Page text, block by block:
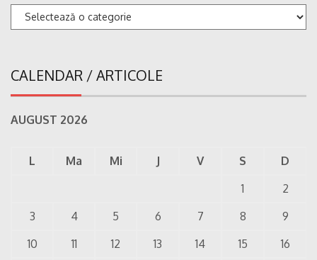
Categorii
CALENDAR / ARTICOLE
AUGUST 2026
L Ma Mi J V S
D
1
2
3
4 5 6 7 8
9
10
11 12 13 14 15
16